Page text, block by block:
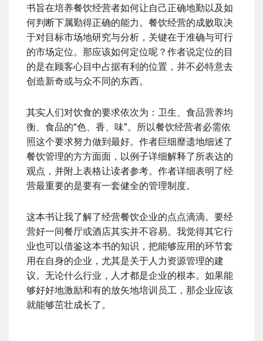
书旨在培养餐饮经营者如何让自己正确地勤以及如
何判断下属勤得正确的能力。餐饮经营的成败取决
于对目标市场地研究与分析，关键在于准确与可行
的市场定位。那应该如何定位呢？作者说定位的目
的是在顾客心目中占据有利的位置，并不必特意去
创造新奇或与众不同的东西。
其实人们对饮食的要求依次为：卫生、食品营养均
衡、食品的“色、香、味”。所以餐饮经营者必需依
照这个要求努力做到最好。作者巨细靡遗地细述了
餐饮管理的方方面面，以例子详细解释了所表达的
观点，并附上表格让读者参考。作者详细表明了经
营最重要的是要有一套健全的管理制度。
这本书让我了解了经营餐饮企业的点点滴滴。要经
营好一间餐厅或酒店其实并不容易。我觉得其它行
业也可以借鉴这本书的知识，把能够应用的环节套
用在自身的企业，尤其是关于人力资源管理的建
议。无论什么行业，人才都是企业的根本。如果能
够好好地激励和有的放矢地培训员工，那企业应该
就能够茁壮成长了。